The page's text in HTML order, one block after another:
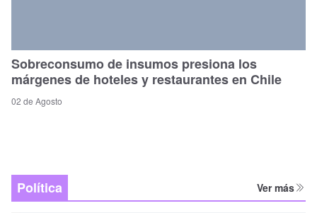
Sobreconsumo de insumos presiona los
márgenes de hoteles y restaurantes en Chile
02 de Agosto
Política Ver más